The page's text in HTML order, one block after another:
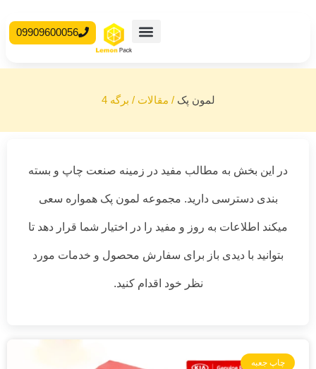
09909600056
لمون پک / مقالات / برگه 4
در این بخش به مطالب مفید در زمینه صنعت چاپ و بسته
بندی دسترسی دارید. مجموعه لمون پک همواره سعی
میکند اطلاعات به روز و مفید را در اختیار شما قرار دهد تا
بتوانید با دیدی باز برای سفارش محصول و خدمات مورد
نظر خود اقدام کنید.
چاپ جعبه